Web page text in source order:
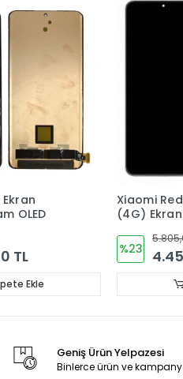
15 Pro
TL
Ekle
Xiaomi
Plus (5G)
ORJINAL
%9
Geniş Ürün Yelpazesi
Binlerce ürün ve